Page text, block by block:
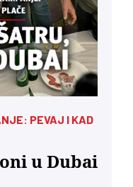
PEVAJ I KAD
u Dubai